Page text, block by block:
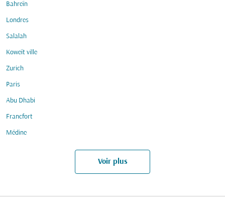
Bahreïn
Londres
Salalah
Koweït ville
Zurich
Paris
Abu Dhabi
Francfort
Médine
Voir plus